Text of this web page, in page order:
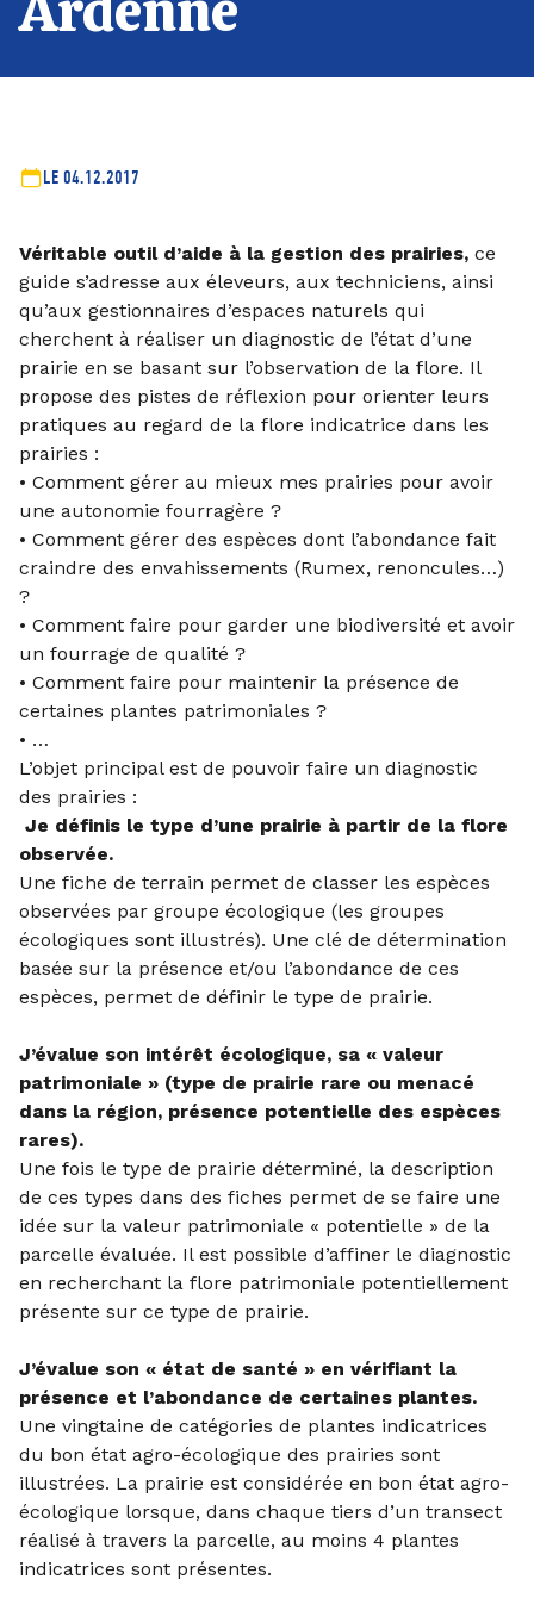
LE 04.12.2017
Véritable outil d’aide à la gestion des prairies, ce
guide s’adresse aux éleveurs, aux techniciens, ainsi
qu’aux gestionnaires d’espaces naturels qui
cherchent à réaliser un diagnostic de l’état d’une
prairie en se basant sur l’observation de la flore. Il
propose des pistes de réflexion pour orienter leurs
pratiques au regard de la flore indicatrice dans les
prairies :
• Comment gérer au mieux mes prairies pour avoir
une autonomie fourragère ?
• Comment gérer des espèces dont l’abondance fait
craindre des envahissements (Rumex, renoncules…)
?
• Comment faire pour garder une biodiversité et avoir
un fourrage de qualité ?
• Comment faire pour maintenir la présence de
certaines plantes patrimoniales ?
• …
L’objet principal est de pouvoir faire un diagnostic
des prairies :
Je définis le type d’une prairie à partir de la flore
observée.
Une fiche de terrain permet de classer les espèces
observées par groupe écologique (les groupes
écologiques sont illustrés). Une clé de détermination
basée sur la présence et/ou l’abondance de ces
espèces, permet de définir le type de prairie.
J’évalue son intérêt écologique, sa « valeur
patrimoniale » (type de prairie rare ou menacé
dans la région, présence potentielle des espèces
rares).
Une fois le type de prairie déterminé, la description
de ces types dans des fiches permet de se faire une
idée sur la valeur patrimoniale « potentielle » de la
parcelle évaluée. Il est possible d’affiner le diagnostic
en recherchant la flore patrimoniale potentiellement
présente sur ce type de prairie.
J’évalue son « état de santé » en vérifiant la
présence et l’abondance de certaines plantes.
Une vingtaine de catégories de plantes indicatrices
du bon état agro-écologique des prairies sont
illustrées. La prairie est considérée en bon état agro-
écologique lorsque, dans chaque tiers d’un transect
réalisé à travers la parcelle, au moins 4 plantes
indicatrices sont présentes.